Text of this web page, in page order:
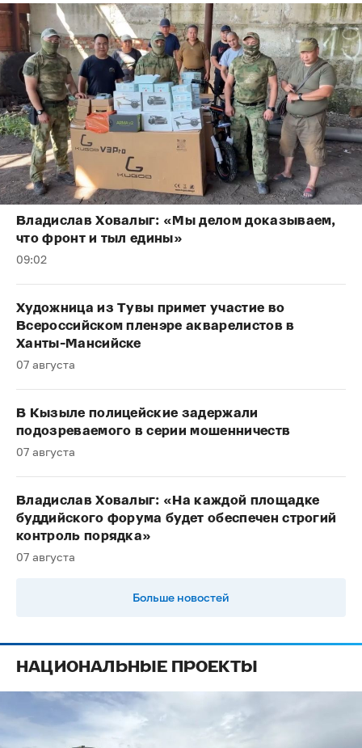
Владислав Ховалыг: «Мы делом доказываем,
что фронт и тыл едины»
09:02
Художница из Тувы примет участие во
Всероссийском пленэре акварелистов в
Ханты-Мансийске
07 августа
В Кызыле полицейские задержали
подозреваемого в серии мошенничеств
07 августа
Владислав Ховалыг: «На каждой площадке
буддийского форума будет обеспечен строгий
контроль порядка»
07 августа
Больше новостей
НАЦИОНАЛЬНЫЕ ПРОЕКТЫ